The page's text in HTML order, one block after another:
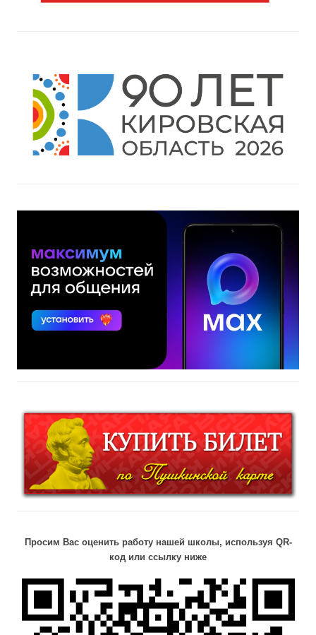
Просим Вас оценить работу нашей школы, используя QR-
код или ссылку ниже